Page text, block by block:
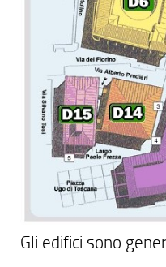
Gli edifici sono